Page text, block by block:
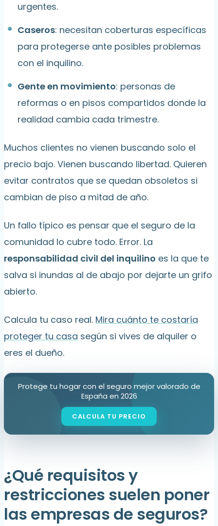
urgentes.
Caseros: necesitan coberturas específicas
para protegerse ante posibles problemas
con el inquilino.
Gente en movimiento: personas de
reformas o en pisos compartidos donde la
realidad cambia cada trimestre.
Muchos clientes no vienen buscando solo el
precio bajo. Vienen buscando libertad. Quieren
evitar contratos que se quedan obsoletos si
cambian de piso a mitad de año.
Un fallo típico es pensar que el seguro de la
comunidad lo cubre todo. Error. La
responsabilidad civil del inquilino es la que te
salva si inundas al de abajo por dejarte un grifo
abierto.
Calcula tu caso real. Mira cuánto te costaría
proteger tu casa según si vives de alquiler o
eres el dueño.
Protege tu hogar con el seguro mejor valorado de
España en 2026
¿Qué requisitos y
restricciones suelen poner
las empresas de seguros?